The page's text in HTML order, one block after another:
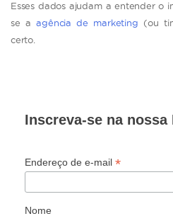
Esses dados ajudam a entender o
se aagência de marketing (ou
certo.
Inscreva-se na nossa
Endereço de e-mail *
Nome